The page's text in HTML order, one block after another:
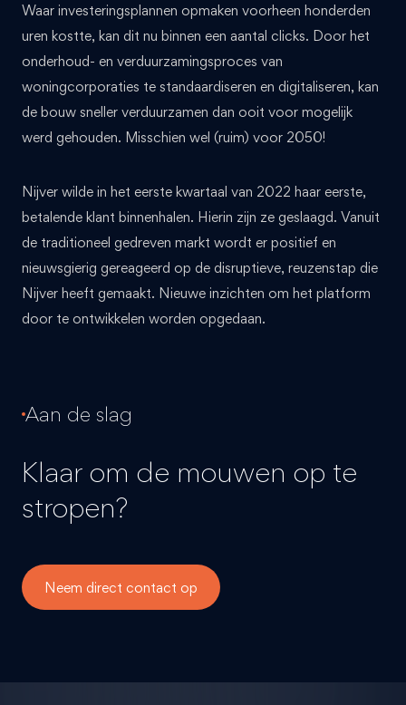
Waar investeringsplannen opmaken voorheen honderden
uren kostte, kan dit nu binnen een aantal clicks. Door het
onderhoud- en verduurzamingsproces van
woningcorporaties te standaardiseren en digitaliseren, kan
de bouw sneller verduurzamen dan ooit voor mogelijk
werd gehouden. Misschien wel (ruim) voor 2050!
Nijver wilde in het eerste kwartaal van 2022 haar eerste,
betalende klant binnenhalen. Hierin zijn ze geslaagd. Vanuit
de traditioneel gedreven markt wordt er positief en
nieuwsgierig gereageerd op de disruptieve, reuzenstap die
Nijver heeft gemaakt. Nieuwe inzichten om het platform
door te ontwikkelen worden opgedaan.
Aan de slag
Klaar om de mouwen op te
stropen?
Neem direct contact op